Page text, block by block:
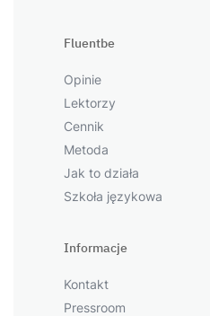
Fluentbe
Opinie
Lektorzy
Cennik
Metoda
Jak to działa
Szkoła językowa
Informacje
Kontakt
Pressroom